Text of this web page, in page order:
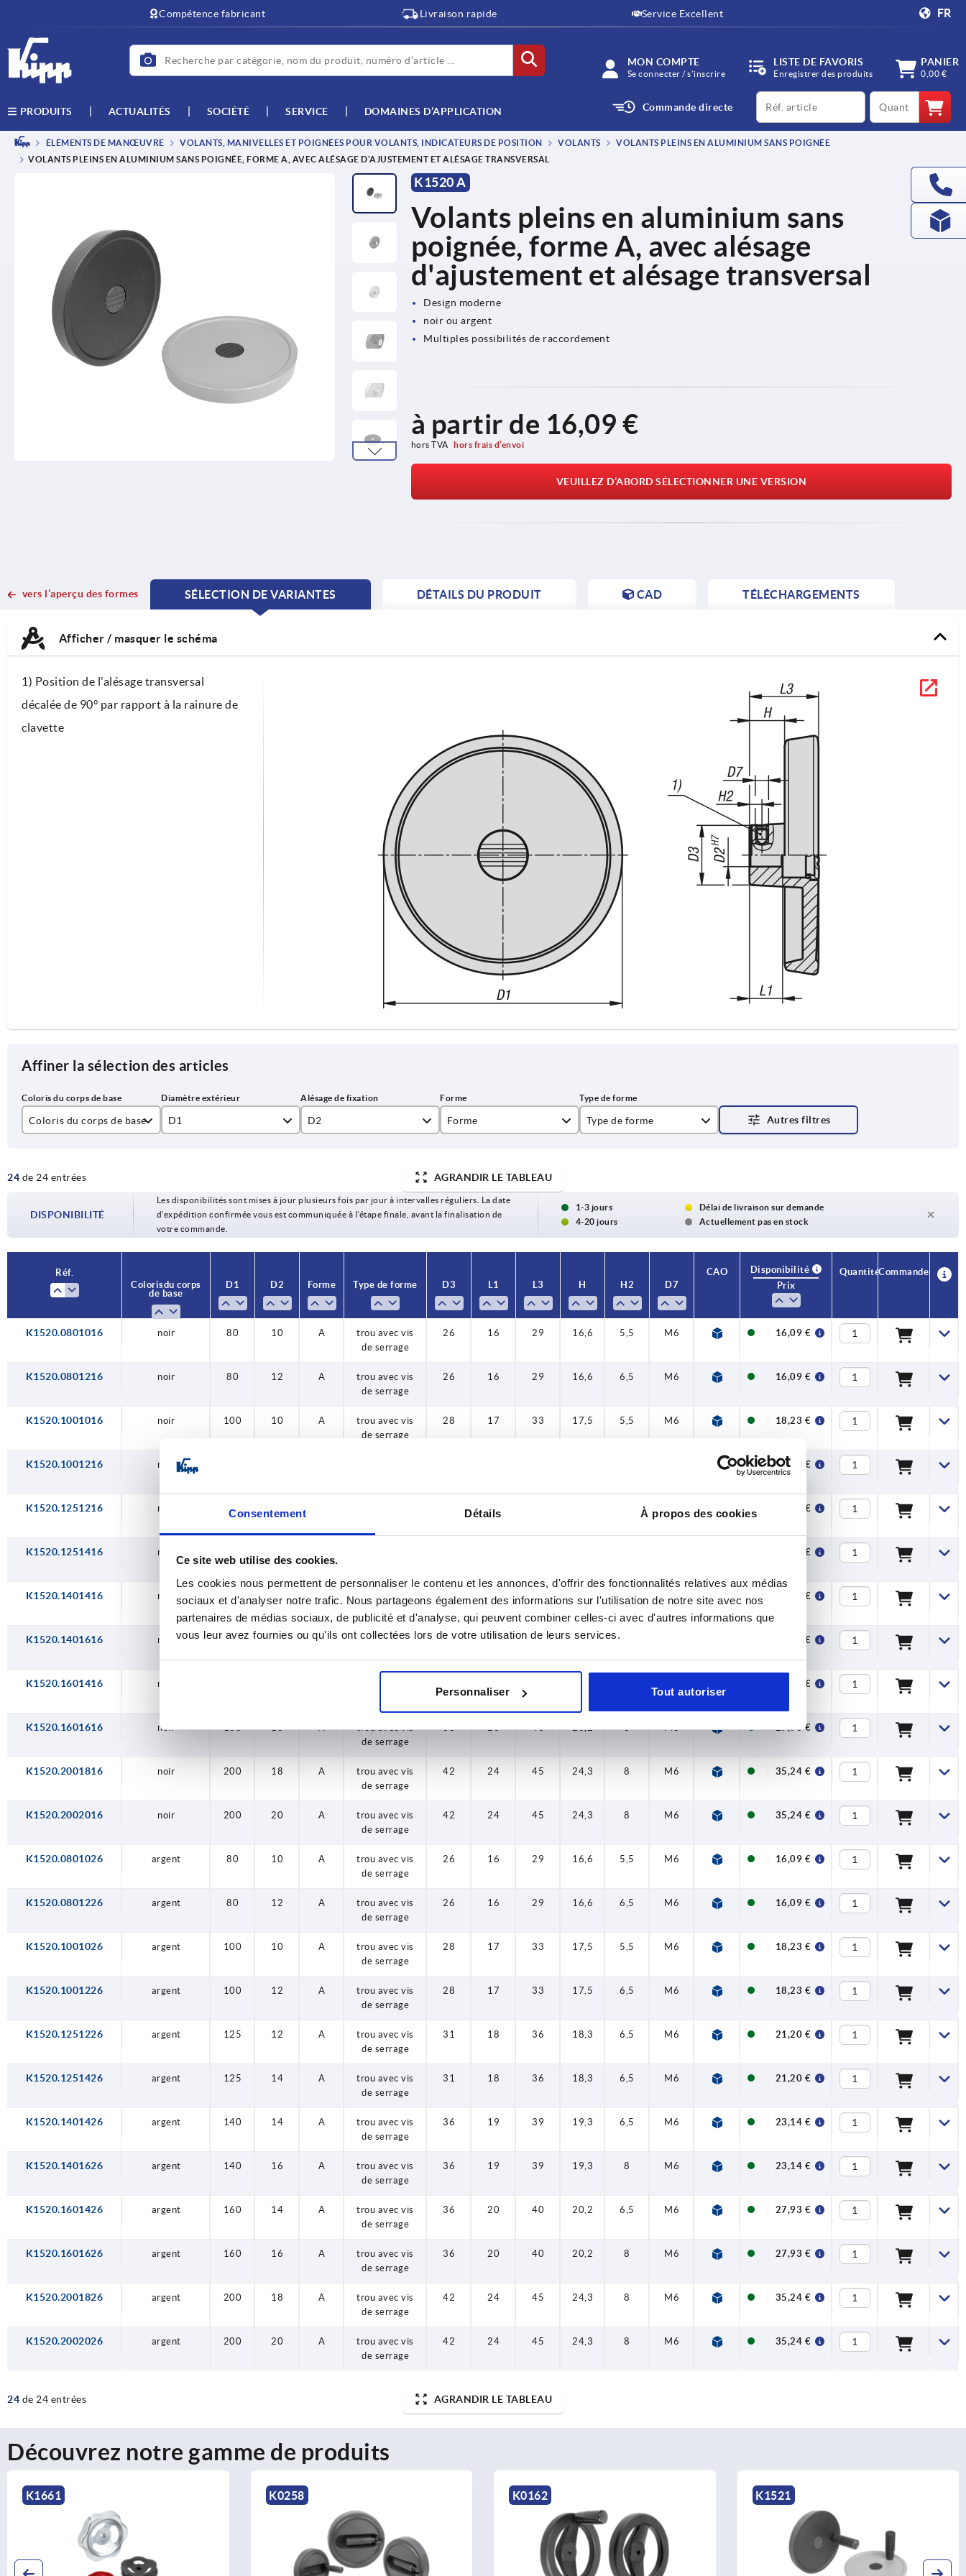
Consentement Détails À propos des cookies
Ce site web utilise des cookies.
Les cookies nous permettent de personnaliser le contenu et les annonces, d'offrir des fonctionnalités relatives aux médias
sociaux et d'analyser notre trafic. Nous partageons également des informations sur l'utilisation de notre site avec nos
partenaires de médias sociaux, de publicité et d'analyse, qui peuvent combiner celles-ci avec d'autres informations que
vous leur avez fournies ou qu'ils ont collectées lors de votre utilisation de leurs services.
Personnaliser Tout autoriser
Compétence fabricant Livraison rapide Service Excellent FR
MON COMPTE
Se connecter / s’inscrire
LISTE DE FAVORIS
Enregistrer des produits
PANIER
0,00 €
PRODUITS ACTUALITÉS SOCIÉTÉ SERVICE DOMAINES D’APPLICATION Commande directe
productCode qty
ÉLÉMENTS DE MANŒUVRE VOLANTS, MANIVELLES ET POIGNÉES POUR VOLANTS, INDICATEURS DE POSITION VOLANTS
VOLANTS PLEINS EN ALUMINIUM SANS POIGNÉE
VOLANTS PLEINS EN ALUMINIUM SANS POIGNÉE, FORME A, AVEC ALÉSAGE D'AJUSTEMENT ET ALÉSAGE TRANSVERSAL
K1520 A
Volants pleins en aluminium sans
poignée, forme A, avec alésage
d'ajustement et alésage transversal
Design moderne
noir ou argent
Multiples possibilités de raccordement
à partir de 16,09 €
hors TVA hors frais d’envoi
VEUILLEZ D’ABORD SÉLECTIONNER UNE VERSION
vers l’aperçu des formes
SÉLECTION DE VARIANTES
CURRENT
CURRENT
DÉTAILS DU PRODUIT CAD TÉLÉCHARGEMENTS
Afficher / masquer le schéma
1) Position de l'alésage transversal
décalée de 90° par rapport à la rainure de
clavette
Affiner la sélection des articles
Coloris du corps de base
noir
D1
125
140
200
D2
14
16
20
Forme Type de forme
24 de 24 entrées AGRANDIR LE TABLEAU
DISPONIBILITÉ
Les disponibilités sont mises à jour plusieurs fois par jour à intervalles réguliers. La date
d’expédition confirmée vous est communiquée à l’étape finale, avant la finalisation de
votre commande.
1-3 jours
Délai de livraison sur demande
4-20 jours
Actuellement pas en stock
Réf.
Coloris du corps
de base
D1 D2 Forme Type de forme D3 L1 L3 H H2 D7
CAO
Disponibilité
Prix
QuantitéCommander
K1520.0801016 noir 80 10 A
trou avec vis
de serrage
26 16 29 16,6 5,5 M6 16,09 €
K1520.0801216 noir 80 12 A
trou avec vis
de serrage
26 16 29 16,6 6,5 M6 16,09 €
K1520.1001016 noir 100 10 A
trou avec vis
de serrage
28 17 33 17,5 5,5 M6 18,23 €
K1520.1001216 noir 18,23 €
K1520.1251216 noir 125 12 18 21,20 €
K1520.1251416 noir 21,20 €
K1520.1401416 noir 140
trou avec vis
36 19 6,5 23,14 €
K1520.1401616 noir 140 16 A
trou avec vis
36 19 39 19,3 23,14 €
K1520.1601416 noir 27,93 €
K1520.1601616 noir 160 16 A
trou avec vis
de serrage
36 20 40 20,2 8 M6 27,93 €
K1520.2001816 noir 200 18 A
trou avec vis
de serrage
42 24 45 24,3 8 M6 35,24 €
K1520.2002016 noir 200 20 A
trou avec vis
de serrage
42 24 45 24,3 8 M6 35,24 €
K1520.0801026 argent 80 10 A
trou avec vis
de serrage
26 16 29 16,6 5,5 M6 16,09 €
K1520.0801226 argent 80 12 A
trou avec vis
de serrage
26 16 29 16,6 6,5 M6 16,09 €
K1520.1001026 argent 100 10 A
trou avec vis
de serrage
28 17 33 17,5 5,5 M6 18,23 €
K1520.1001226 argent 100 12 A
trou avec vis
de serrage
28 17 33 17,5 6,5 M6 18,23 €
K1520.1251226 argent 125 12 A
trou avec vis
de serrage
31 18 36 18,3 6,5 M6 21,20 €
K1520.1251426 argent 125 14 A
trou avec vis
de serrage
31 18 36 18,3 6,5 M6 21,20 €
K1520.1401426 argent 140 14 A
trou avec vis
de serrage
36 19 39 19,3 6,5 M6 23,14 €
K1520.1401626 argent 140 16 A
trou avec vis
de serrage
36 19 39 19,3 8 M6 23,14 €
K1520.1601426 argent 160 14 A
trou avec vis
de serrage
36 20 40 20,2 6,5 M6 27,93 €
K1520.1601626 argent 160 16 A
trou avec vis
de serrage
36 20 40 20,2 8 M6 27,93 €
K1520.2001826 argent 200 18 A
trou avec vis
de serrage
42 24 45 24,3 8 M6 35,24 €
K1520.2002026 argent 200 20 A
trou avec vis
de serrage
42 24 45 24,3 8 M6 35,24 €
24 de 24 entrées AGRANDIR LE TABLEAU
Découvrez notre gamme de produits
K1661 K0258 K0162 K1521